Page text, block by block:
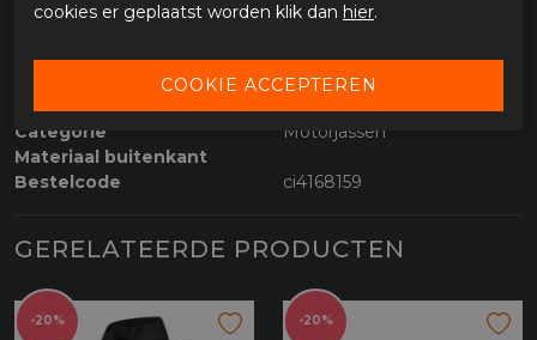
Rusty Stitches
Leveranciercode
68429-4XL-234
Categorie
Motorjassen
Materiaal buitenkant
Bestelcode
ci4168159
GERELATEERDE PRODUCTEN
-20% -20%
cookies er geplaatst worden klik dan hier.